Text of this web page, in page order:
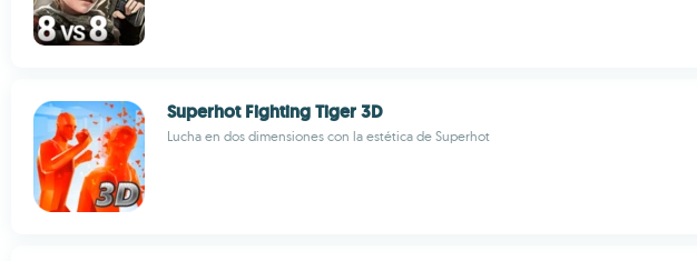
Superhot Fighting Tiger 3D
Lucha en dos dimensiones con la estética de Superhot